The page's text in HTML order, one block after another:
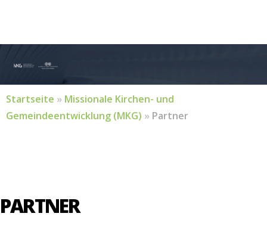
Startseite » Missionale Kirchen- und
Gemeindeentwicklung (MKG) » Partner
PARTNER